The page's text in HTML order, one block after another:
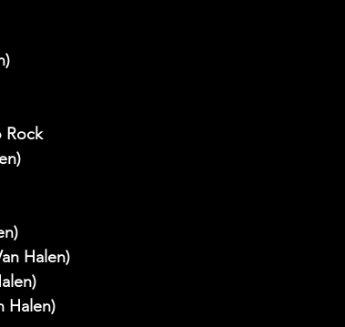
Rock
Halen)
Halen)